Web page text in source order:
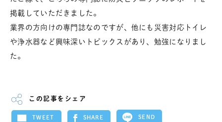
掲載していただきました。
業界の方向けの専門誌なのですが、他にも災害対応トイレ
や浄水器など興味深いトピックスがあり、勉強になりまし
た。
この記事をシェア
TWEET SHARE SEND